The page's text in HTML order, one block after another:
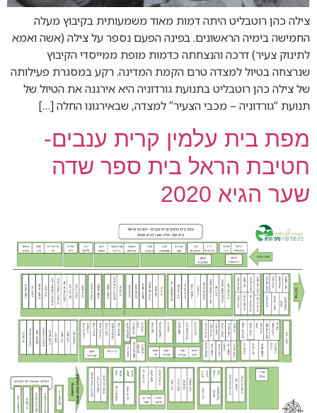
צילה כהן רוטבליט היתה דמות מאוד משמעותית בקיבוץ מעלה
החמישה בימיה הראשונים. בפינה הפעם נספר על צילה (אשה ואמא
לתינוק צעיר) דרכה והנצחתה כדמות מופת ממייסדי הקיבוץ
שנרצחה בטיול למצדה טרם הקמת המדינה. רקע במסגרת פעילותה
של צילה כהן רוטבליט בתנועת גורדוניה היא אירגנה את הטיול של
תנועת “גורדוניה – מכבי הצעיר” למצדה, שבאירגונו החלה […]
מפת בית עלמין קרית ענבים-
חטיבת הראל בית ספר שדה
שער הגיא 2020